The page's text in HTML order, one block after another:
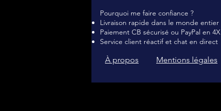
Pourquoi me faire confiance ?
Livraison rapide dans le monde entier
Paiement CB sécurisé ou PayPal en 4X
Service client réactif et chat en direct
À propos Mentions légales